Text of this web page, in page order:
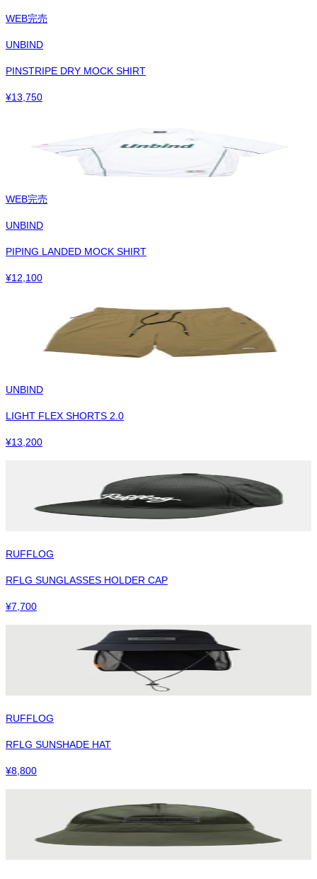
WEB完売
UNBIND
PINSTRIPE DRY MOCK SHIRT
¥13,750
WEB完売
UNBIND
PIPING LANDED MOCK SHIRT
¥12,100
UNBIND
LIGHT FLEX SHORTS 2.0
¥13,200
RUFFLOG
RFLG SUNGLASSES HOLDER CAP
¥7,700
RUFFLOG
RFLG SUNSHADE HAT
¥8,800